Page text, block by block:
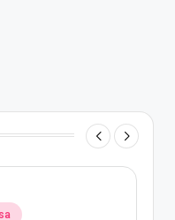
e hip-hop